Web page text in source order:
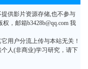
供影片资源存储,也不参与
，邮箱b3428b@qq.com 我
用户分流上传与本站无关！
人(非商业)学习研究，请下